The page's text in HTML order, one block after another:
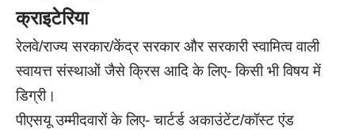
क्राइटेरिया
रेलवे/राज्य सरकार/केंद्र सरकार और सरकारी स्वामित्व वाली
स्वायत्त संस्थाओं जैसे क्रिस आदि के लिए- किसी भी विषय में
डिग्री।
पीएसयू उम्मीदवारों के लिए- चार्टर्ड अकाउंटेंट/कॉस्ट एंड